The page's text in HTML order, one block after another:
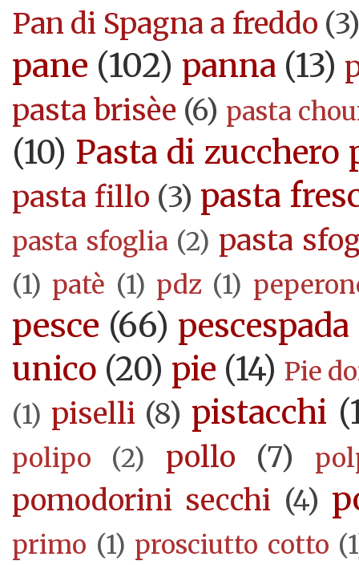
Pan di Spagna a freddo (3)
pane (102) panna (13)
pasta brisèe (6) pasta
(10) Pasta di zucchero
pasta fillo (3) pasta
pasta sfoglia (2) pasta
(1) patè (1) pdz (1)
pesce (66) pescespada
unico (20) pie (14) Pie
(1) piselli (8) pistacchi
polipo (2) pollo (7)
pomodorini secchi (4)
primo (1) prosciutto cotto